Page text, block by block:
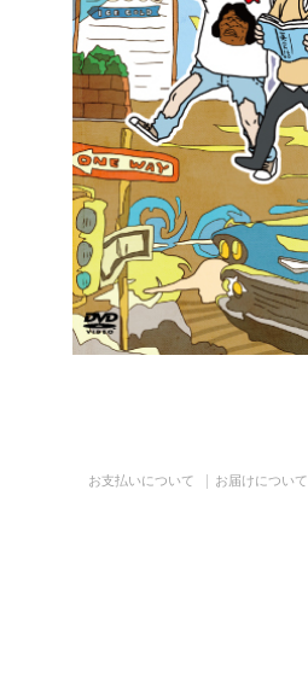
お支払いについて お届けについて